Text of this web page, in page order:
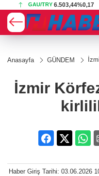
GAU/TRY 6.503,44%0,17
Anasayfa GÜNDEM
İzmir
Haber Giriş Tarihi: 03.06.2026